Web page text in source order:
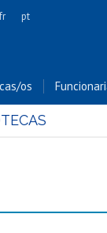
fr pt
os